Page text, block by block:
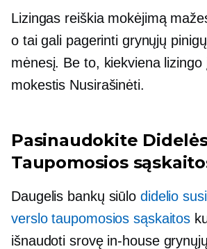
Lizingas reiškia mokėjimą
o tai gali pagerinti grynųjų
mėnesį. Be to, kiekviena lizingo
mokestis Nusirašinėti.
Pasinaudokite
Taupomosios
Daugelis bankų siūlo didelio
verslo taupomosios sąskaitos
išnaudoti srovę in-house